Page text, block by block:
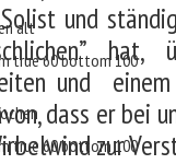
alt
true60bottom100
true 60bottom 100
und
und
dass er bei
zur